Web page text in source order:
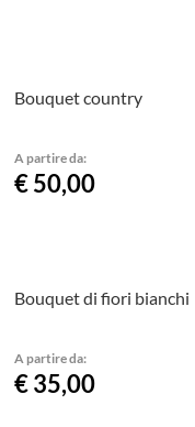
Bouquet country
A partire da:
€ 50,00
Bouquet di fiori bianchi
A partire da:
€ 35,00